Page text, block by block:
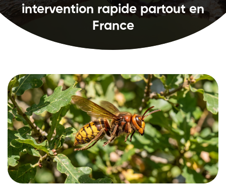
intervention rapide partout en
France